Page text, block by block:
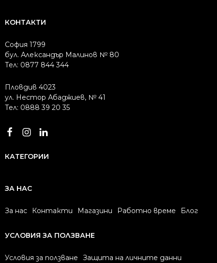
КОНТАКТИ
София 1799
бул. Александър Малинов № 80
Тел: 0877 844 344
Пловдив 4023
ул. Нестор Абаджиев, № 41
Тел: 0888 39 20 35
КАТЕГОРИИ
ЗА НАС
За нас Контакти Магазини Работно време Блог
УСЛОВИЯ ЗА ПОЛЗВАНЕ
Условия за ползване
Защита на личните данни